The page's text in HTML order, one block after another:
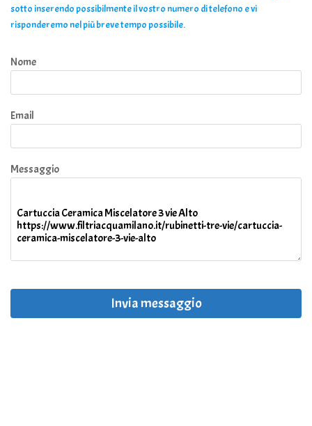
sotto inserendo possibilmente il vostro numero di telefono e vi
risponderemo nel più breve tempo possibile.
Nome
Email
Messaggio
Invia messaggio